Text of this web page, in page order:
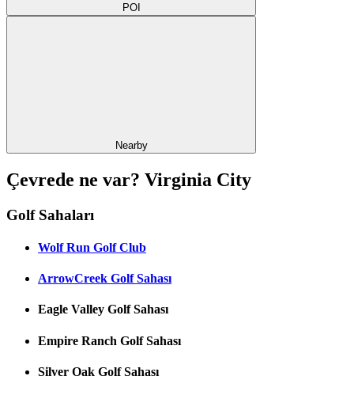
POI
Nearby
Çevrede ne var? Virginia City
Golf Sahaları
Wolf Run Golf Club
ArrowCreek Golf Sahası
Eagle Valley Golf Sahası
Empire Ranch Golf Sahası
Silver Oak Golf Sahası